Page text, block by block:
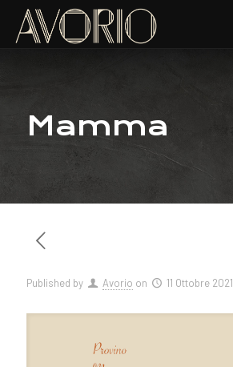
Mamma
Published by Avorio on 11 Ottobre 2021